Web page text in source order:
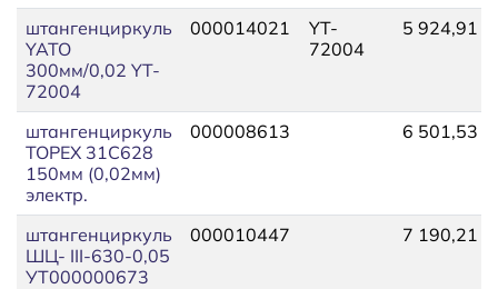
штангенциркуль
YATO
300мм/0,02 YT-
72004
000014021
YT-
72004
5 924,91
штангенциркуль
TOPEX 31С628
150мм (0,02мм)
электр.
000008613 6 501,53
штангенциркуль
ШЦ- III-630-0,05
УТ000000673
000010447 7 190,21